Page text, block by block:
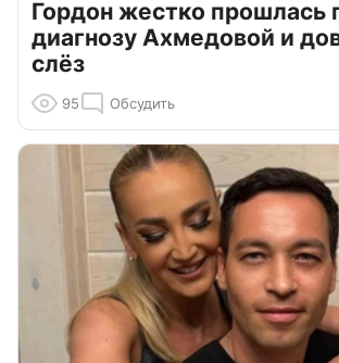
Гордон жестко прошлась
диагнозу Ахмедовой и
слёз
95 Обсудить